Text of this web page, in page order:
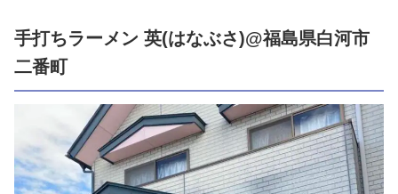
手打ちラーメン 英(はなぶさ)@福島県白河市
二番町